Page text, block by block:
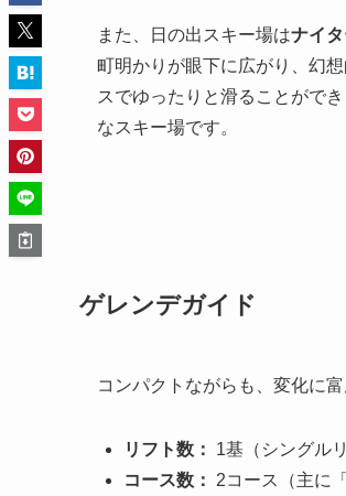
また、日の出スキー場はナイ
町明かりが眼下に広がり、幻
スでゆったりと滑ることがで
なスキー場です。
ゲレンデガイド
コンパクトながらも、変化に
リフト数：
1基（シングル
コース数：
2コース（主に